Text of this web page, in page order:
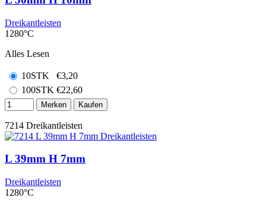
Dreikantleisten
1280°C
Alles Lesen
10STK €3,20
100STK €22,60
Merken Kaufen
7214 Dreikantleisten
L 39mm H 7mm
Dreikantleisten
1280°C